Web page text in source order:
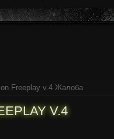
Freeplay v.4 Жалоба
V.4